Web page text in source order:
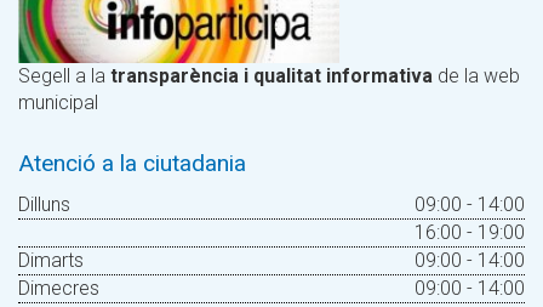
Segell a la transparència i qualitat informativa de la web
municipal
Atenció a la ciutadania
Dilluns
09:00 - 14:00
16:00 - 19:00
Dimarts
09:00 - 14:00
Dimecres
09:00 - 14:00